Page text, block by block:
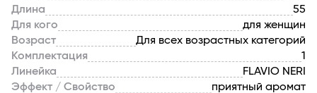
Длина
55
Для кого
для женщин
Возраст
Для всех возрастных категорий
Комплектация
1
Линейка
FLAVIO NERI
Эффект / Свойство
приятный аромат